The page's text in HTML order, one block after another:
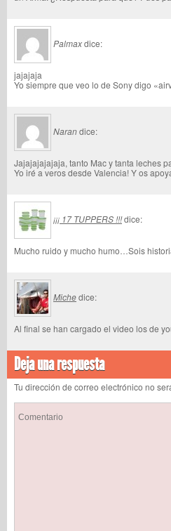
Palmaxdice:
jajajaja
Yo siempre que veo lo de Sony digo
Narandice:
Jajajajajajaja, tanto Mac y tanta leches
Yo iré a veros desde Valencia! Y os
¡¡¡ 17 TUPPERS !!!dice:
Mucho ruido y mucho humo…Sois
Michedice:
Al final se han cargado el video los de
Deja una respuesta
Tu dirección de correo electrónico no